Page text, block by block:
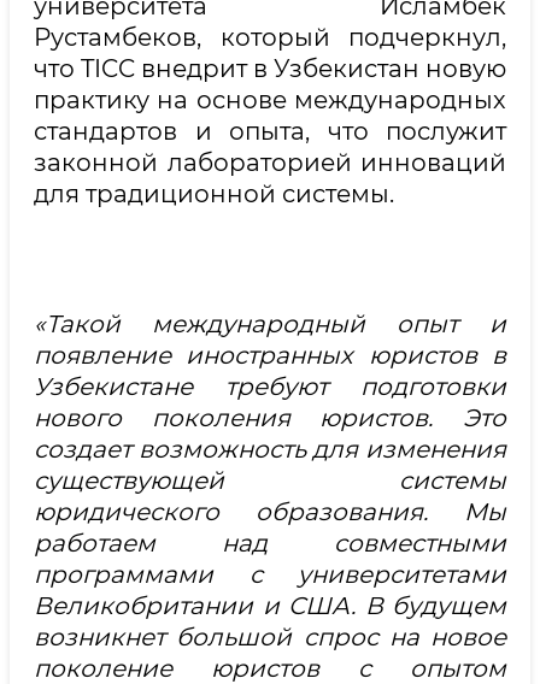
университета Исламбек
Рустамбеков, который подчеркнул,
что TICC внедрит в Узбекистан новую
практику на основе международных
стандартов и опыта, что послужит
законной лабораторией инноваций
для традиционной системы.
«Такой международный опыт и
появление иностранных юристов в
Узбекистане требуют подготовки
нового поколения юристов. Это
создает возможность для изменения
существующей системы
юридического образования. Мы
работаем над совместными
программами с университетами
Великобритании и США. В будущем
возникнет большой спрос на новое
поколение юристов с опытом